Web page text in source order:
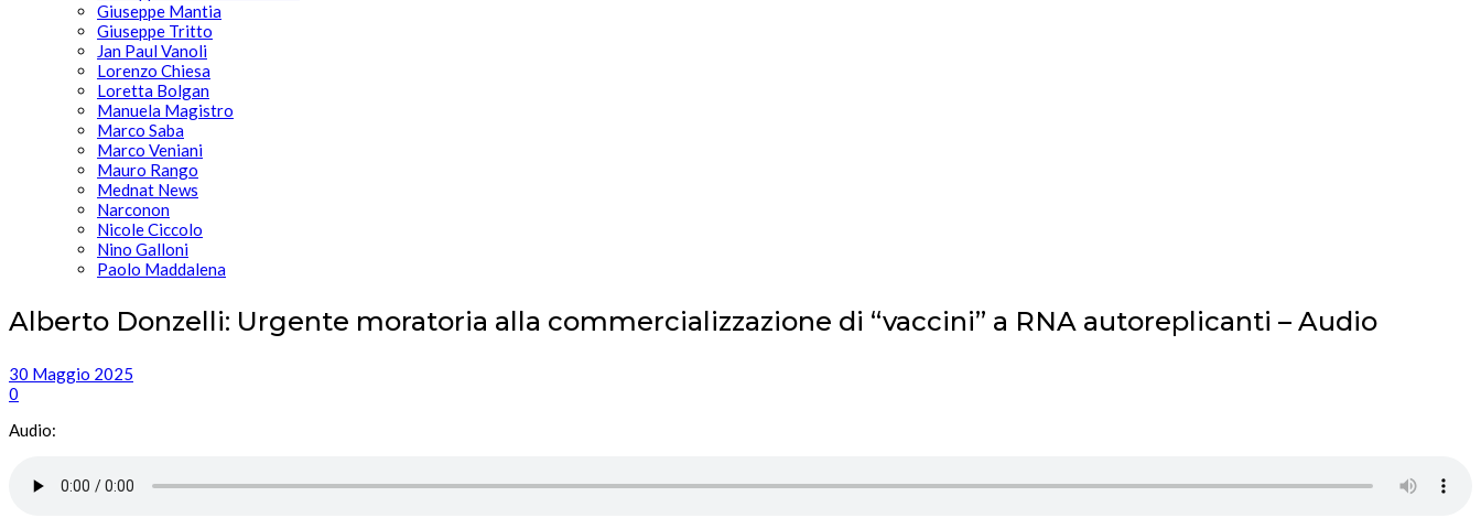
Giuseppe Mantia
Giuseppe Tritto
Jan Paul Vanoli
Lorenzo Chiesa
Loretta Bolgan
Manuela Magistro
Marco Saba
Marco Veniani
Mauro Rango
Mednat News
Narconon
Nicole Ciccolo
Nino Galloni
Paolo Maddalena
Alberto Donzelli: Urgente moratoria alla commercializzazione di “vaccini” a RNA autoreplicanti – Audio
30 Maggio 2025
0
Audio: